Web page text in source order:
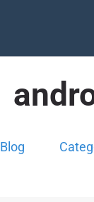
Blog